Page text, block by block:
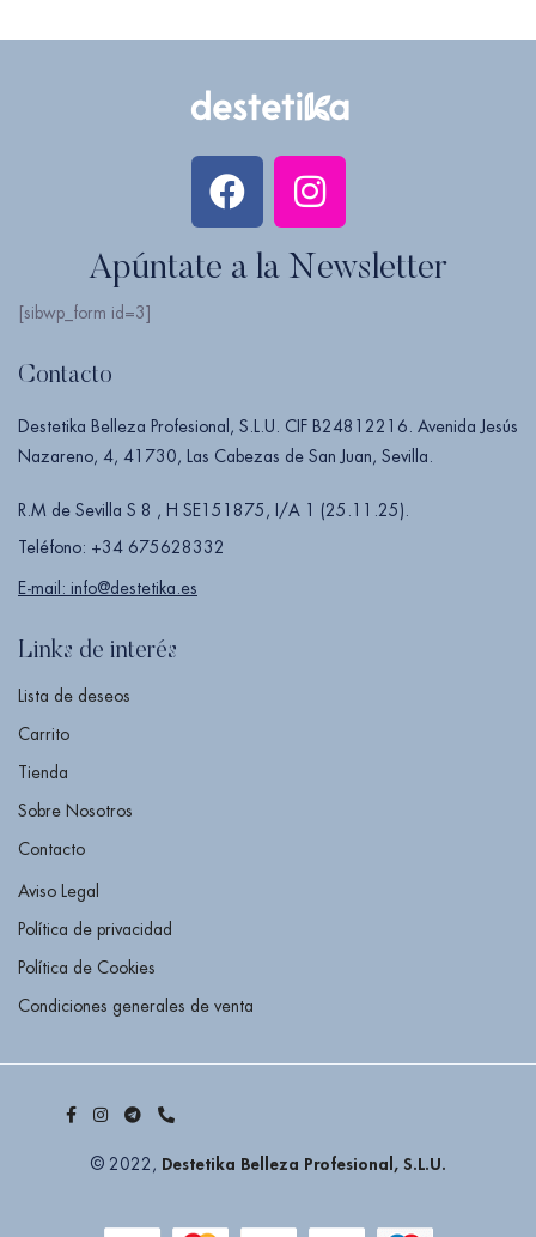
Apúntate a la Newsletter
[sibwp_form id=3]
Contacto
Destetika Belleza Profesional, S.L.U. CIF B24812216. Avenida Jesús
Nazareno, 4, 41730, Las Cabezas de San Juan, Sevilla.
R.M de Sevilla S 8 , H SE151875, I/A 1 (25.11.25).
Teléfono: +34 675628332
E-mail: info@destetika.es
Links de interés
Lista de deseos
Carrito
Tienda
Sobre Nosotros
Contacto
Aviso Legal
Política de privacidad
Política de Cookies
Condiciones generales de venta
© 2022, Destetika Belleza Profesional, S.L.U.